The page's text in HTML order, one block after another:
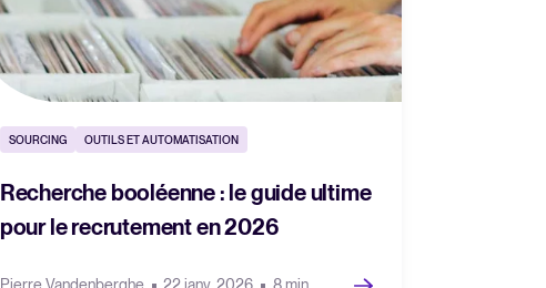
SOURCING OUTILS ET AUTOMATISATION
Recherche booléenne : le guide ultime
pour le recrutement en 2026